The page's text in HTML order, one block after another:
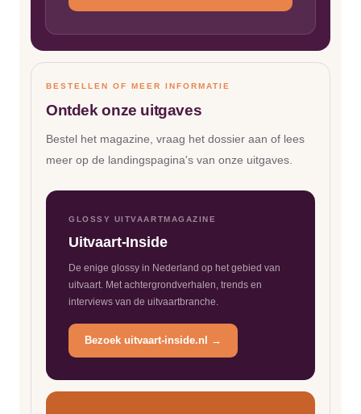
BESTELLEN OF MEER INFORMATIE
Ontdek onze uitgaves
Bestel het magazine, vraag het dossier aan of lees
meer op de landingspagina's van onze uitgaves.
GLOSSY UITVAARTMAGAZINE
Uitvaart-Inside
De enige glossy in Nederland op het gebied van
uitvaart. Met achtergrondverhalen, trends en
interviews van de uitvaartbranche.
Bezoek uitvaart-inside.nl →